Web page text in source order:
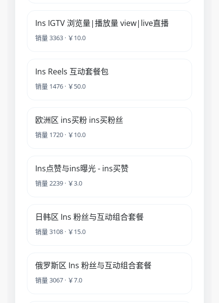
Ins IGTV 浏览量|播放量 view|live直播
销量 3363 · ￥10.0
Ins Reels 互动套餐包
销量 1476 · ￥50.0
欧洲区 ins买粉 ins买粉丝
销量 1720 · ￥10.0
Ins点赞与ins曝光 - ins买赞
销量 2239 · ￥3.0
日韩区 Ins 粉丝与互动组合套餐
销量 3108 · ￥15.0
俄罗斯区 Ins 粉丝与互动组合套餐
销量 3067 · ￥7.0